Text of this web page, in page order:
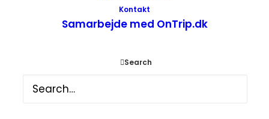
Kontakt
Samarbejde med OnTrip.dk
Search